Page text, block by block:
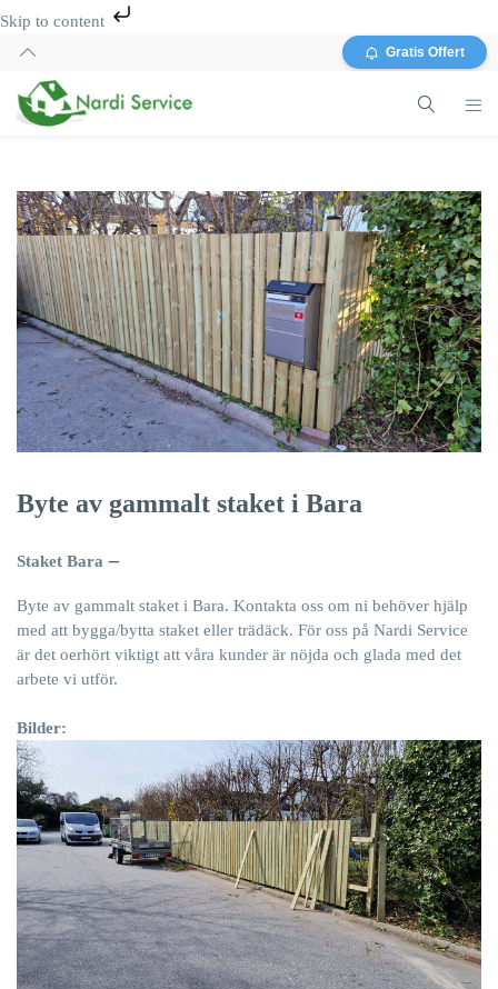
Skip to content
Gratis Offert
Byte av gammalt staket i Bara
Staket Bara –
Byte av gammalt staket i Bara. Kontakta oss om ni behöver hjälp
med att bygga/bytta staket eller trädäck. För oss på Nardi Service
är det oerhört viktigt att våra kunder är nöjda och glada med det
arbete vi utför.
Bilder: